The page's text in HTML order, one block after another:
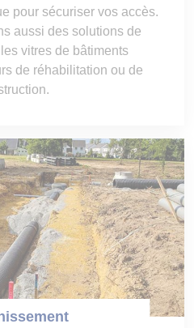
pour sécuriser vos accès.
aussi des solutions de
vitres de bâtiments
de réhabilitation ou de